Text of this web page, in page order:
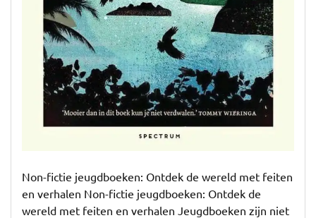
Non-fictie jeugdboeken: Ontdek de wereld met feiten
en verhalen Non-fictie jeugdboeken: Ontdek de
wereld met feiten en verhalen Jeugdboeken zijn niet